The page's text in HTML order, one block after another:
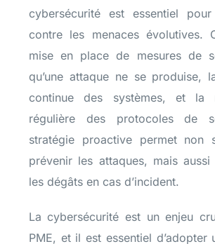
cybersécurité est essentiel
contre les menaces évolutives.
mise en place de mesures de
qu’une attaque ne se produise,
continue des systèmes, et
régulière des protocoles de
stratégie proactive permet non
prévenir les attaques, mais
les dégâts en cas d’incident.
La cybersécurité est un enjeu
PME, et il est essentiel d’adopter